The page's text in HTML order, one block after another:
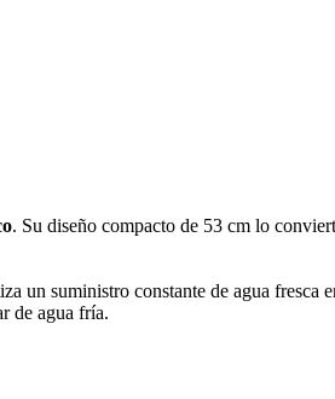
. Su diseño compacto de 53 cm lo
un suministro constante de agua fresca
de agua fría.